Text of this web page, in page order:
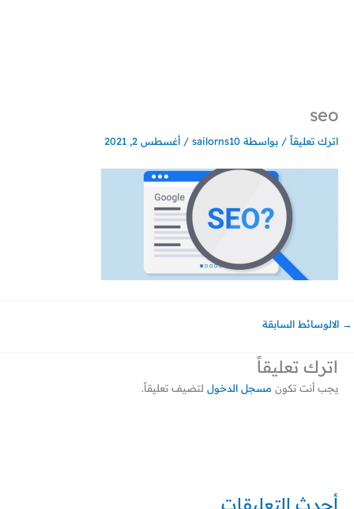
أحدث التعليقات
seo
اترك تعليقاً / بواسطة sailorns10
/ أغسطس 2, 2021
→ الالوسائط السابقة
اترك تعليقاً
يجب أنت تكون مسجل الدخول لتضيف تعليقاً.